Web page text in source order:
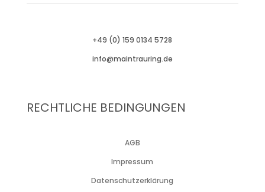
+49 (0) 159 0134 5728
info@maintrauring.de
RECHTLICHE BEDINGUNGEN
AGB
Impressum
Datenschutzerklärung